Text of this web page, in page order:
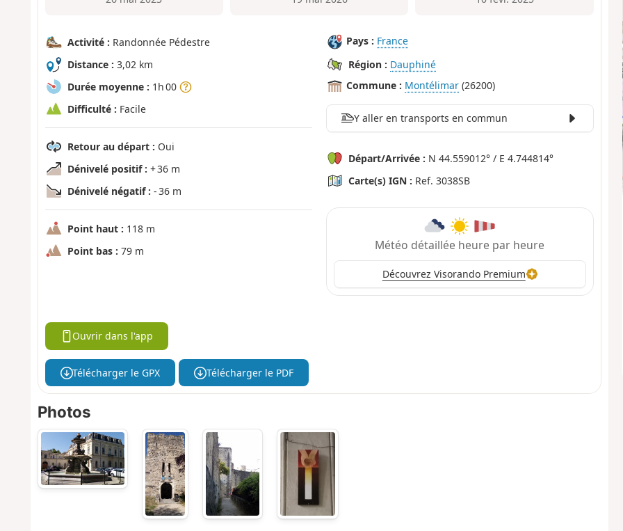
Activité : Randonnée Pédestre
Distance : 3,02 km
Durée moyenne : 1h 00
Difficulté : Facile
Retour au départ : Oui
Dénivelé positif : + 36 m
Dénivelé négatif : - 36 m
Point haut : 118 m
Point bas : 79 m
Pays : France
Région : Dauphiné
Commune : Montélimar (26200)
Y aller en transports en commun
Départ/Arrivée : N 44.559012° / E 4.744814°
Carte(s) IGN : Ref. 3038SB
Météo détaillée heure par heure
Découvrez Visorando Premium
Ouvrir dans l'app
Télécharger le GPX Télécharger le PDF
Photos